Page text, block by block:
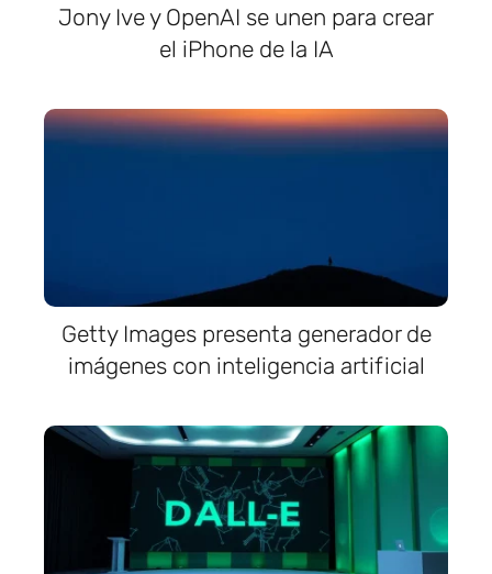
Jony Ive y OpenAI se unen para crear
el iPhone de la IA
Getty Images presenta generador de
imágenes con inteligencia artificial